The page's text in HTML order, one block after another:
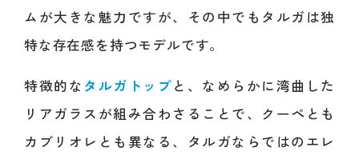
ムが大きな魅力ですが、その中でもタルガは独
特な存在感を持つモデルです。
特徴的な タルガトップと、なめらかに湾曲した
リアガラスが組み合わさることで、クーペとも
カブリオレとも異なる、タルガならではのエレ